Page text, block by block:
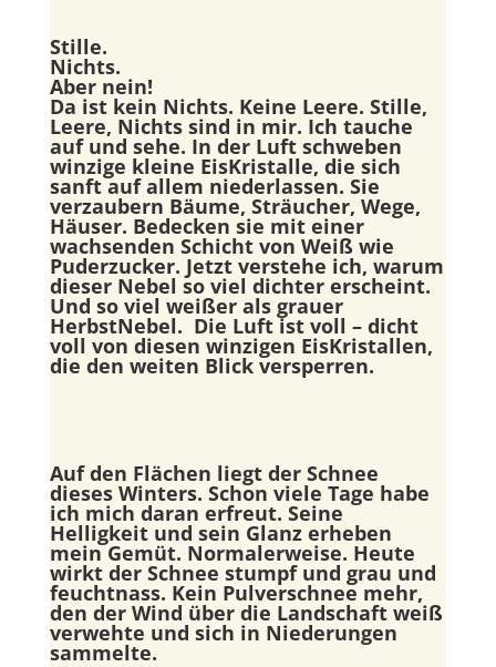
Stille.
Nichts.
Aber nein!
Da ist kein Nichts. Keine Leere. Stille,
Leere, Nichts sind in mir. Ich tauche
auf und sehe. In der Luft schweben
winzige kleine EisKristalle, die sich
sanft auf allem niederlassen. Sie
verzaubern Bäume, Sträucher, Wege,
Häuser. Bedecken sie mit einer
wachsenden Schicht von Weiß wie
Puderzucker. Jetzt verstehe ich, warum
dieser Nebel so viel dichter erscheint.
Und so viel weißer als grauer
HerbstNebel. Die Luft ist voll – dicht
voll von diesen winzigen EisKristallen,
die den weiten Blick versperren.
Auf den Flächen liegt der Schnee
dieses Winters. Schon viele Tage habe
ich mich daran erfreut. Seine
Helligkeit und sein Glanz erheben
mein Gemüt. Normalerweise. Heute
wirkt der Schnee stumpf und grau und
feuchtnass. Kein Pulverschnee mehr,
den der Wind über die Landschaft weiß
verwehte und sich in Niederungen
sammelte.